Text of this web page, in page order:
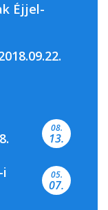
Éjjel-
várja a
08.
13.
i 05.
07.